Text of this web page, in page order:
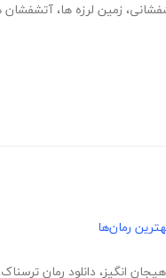
، زمین لرزه ها، آتشفشان
رمان‌ها
هیجان انگیز، دانلود رمان ترسناک